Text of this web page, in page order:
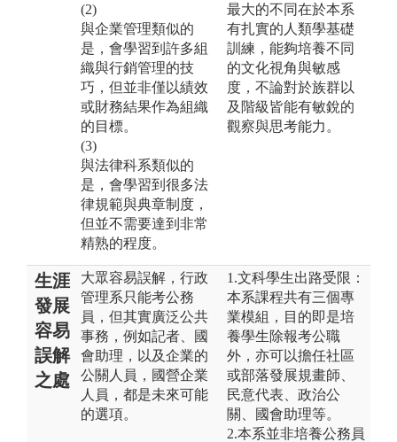
(2)
與企業管理類似的
是，會學習到許多組
織與行銷管理的技
巧，但並非僅以績效
或財務結果作為組織
的目標。
(3)
與法律科系類似的
是，會學習到很多法
律規範與典章制度，
但並不需要達到非常
精熟的程度。
最大的不同在於本系
有扎實的人類學基礎
訓練，能夠培養不同
的文化視角與敏感
度，不論對於族群以
及階級皆能有敏銳的
觀察與思考能力。
生涯
發展
容易
誤解
之處
大眾容易誤解，行政
管理系只能考公務
員，但其實廣泛公共
事務，例如記者、國
會助理，以及企業的
公關人員，國營企業
人員，都是未來可能
的選項。
1.文科學生出路受限：
本系課程共有三個專
業模組，目的即是培
養學生除報考公職
外，亦可以擔任社區
或部落發展規畫師、
民意代表、政治公
關、國會助理等。
2.本系並非培養公務員